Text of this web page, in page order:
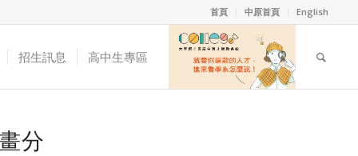
首頁 中原首頁 English
招生訊息 高中生專區
分